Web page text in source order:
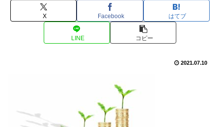
X Facebook はてブ
LINE コピー
2021.07.10